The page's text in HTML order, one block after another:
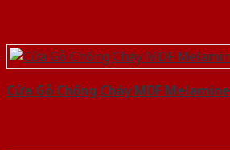
Cửa Gỗ Chống Cháy MDF